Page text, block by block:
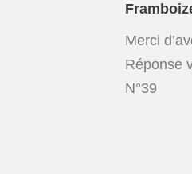
Merci
Réponse
N°39